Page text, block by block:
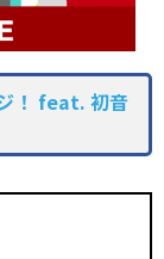
！ feat. 初音